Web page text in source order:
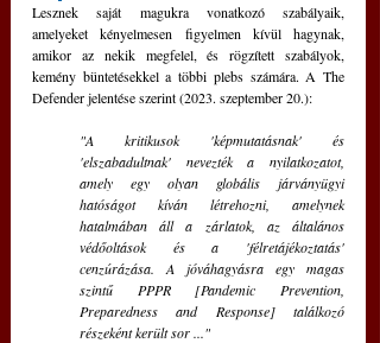
Lesznek saját magukra vonatkozó szabályaik,
amelyeket kényelmesen figyelmen kívül hagynak,
amikor az nekik megfelel, és rögzített szabályok,
kemény büntetésekkel a többi plebs számára. A The
Defender jelentése szerint (2023. szeptember 20.):
"A kritikusok 'képmutatásnak' és
'elszabadultnak' nevezték a nyilatkozatot,
amely egy olyan globális járványügyi
hatóságot kíván létrehozni, amelynek
hatalmában áll a zárlatok, az általános
védőoltások és a 'félretájékoztatás'
cenzúrázása. A jóváhagyásra egy magas
szintű PPPR [Pandemic Prevention,
Preparedness and Response] találkozó
részeként került sor ..."